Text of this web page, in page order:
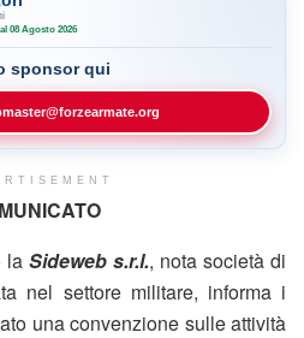
08 Agosto 2026
sponsor qui
la Sideweb s.r.l., nota società di
nel settore militare, informa i
una convenzione sulle attività